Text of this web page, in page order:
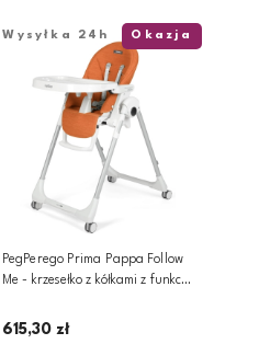
PegPerego Prima Pappa Follow
Me - krzesełko z kółkami z funkcją
615,30 zł
Okazja
Wysyłka 24h